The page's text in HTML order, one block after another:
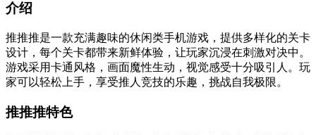
介绍
推推推是一款充满趣味的休闲类手机游戏，提供多样化的关卡
设计，每个关卡都带来新鲜体验，让玩家沉浸在刺激对决中。
游戏采用卡通风格，画面魔性生动，视觉感受十分吸引人。玩
家可以轻松上手，享受推人竞技的乐趣，挑战自我极限。
推推推特色